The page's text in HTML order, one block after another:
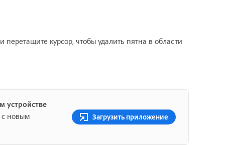
курсор, чтобы удалить пятна в области
устройстве
с новым
Загрузить приложение